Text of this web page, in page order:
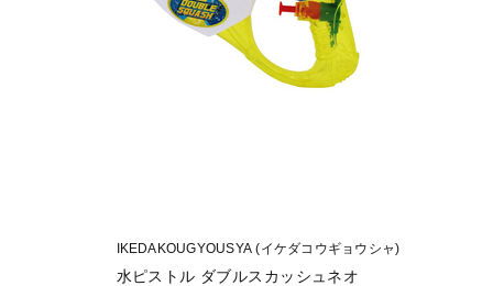
IKEDAKOUGYOUSYA (イケダコウギョウシャ)
水ピストル ダブルスカッシュネオ